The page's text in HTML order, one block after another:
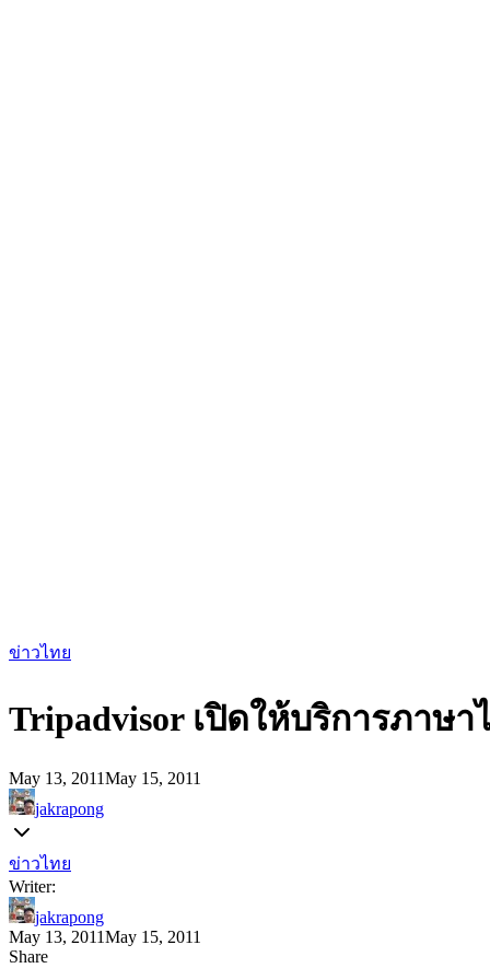
ข่าวไทย
Tripadvisor เปิดให้บริการภาษา
May 13, 2011May 15, 2011
jakrapong
ข่าวไทย
Writer:
jakrapong
May 13, 2011May 15, 2011
Share